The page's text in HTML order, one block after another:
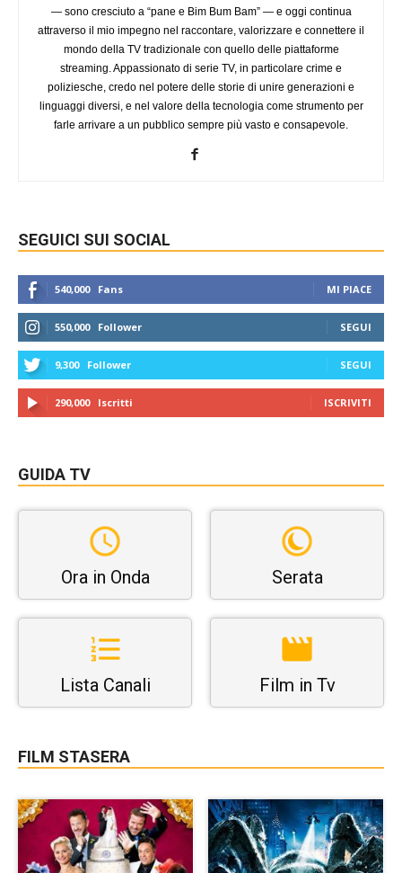
— sono cresciuto a “pane e Bim Bum Bam” — e oggi continua
attraverso il mio impegno nel raccontare, valorizzare e connettere il
mondo della TV tradizionale con quello delle piattaforme
streaming. Appassionato di serie TV, in particolare crime e
poliziesche, credo nel potere delle storie di unire generazioni e
linguaggi diversi, e nel valore della tecnologia come strumento per
farle arrivare a un pubblico sempre più vasto e consapevole.
SEGUICI SUI SOCIAL
540,000 Fans MI PIACE
550,000 Follower SEGUI
9,300 Follower SEGUI
290,000 Iscritti ISCRIVITI
GUIDA TV
Ora in Onda Serata
Lista Canali Film in Tv
FILM STASERA